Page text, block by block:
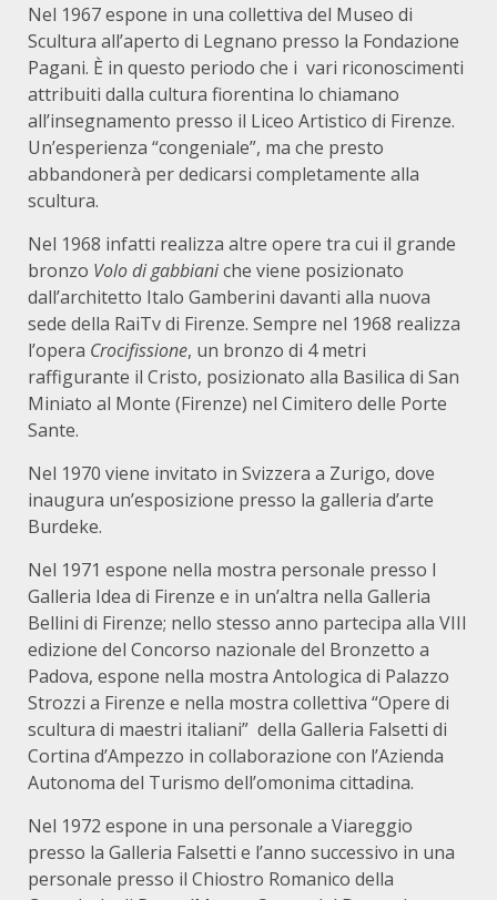
Nel 1967 espone in una collettiva del Museo di
Scultura all’aperto di Legnano presso la Fondazione
Pagani. È in questo periodo che i vari riconoscimenti
attribuiti dalla cultura fiorentina lo chiamano
all’insegnamento presso il Liceo Artistico di Firenze.
Un’esperienza “congeniale”, ma che presto
abbandonerà per dedicarsi completamente alla
scultura.
Nel 1968 infatti realizza altre opere tra cui il grande
bronzo Volo di gabbianiche viene posizionato
dall’architetto Italo Gamberini davanti alla nuova
sede della RaiTv di Firenze. Sempre nel 1968 realizza
l’opera Crocifissione, un bronzo di 4 metri
raffigurante il Cristo, posizionato alla Basilica di San
Miniato al Monte (Firenze) nel Cimitero delle Porte
Sante.
Nel 1970 viene invitato in Svizzera a Zurigo, dove
inaugura un’esposizione presso la galleria d’arte
Burdeke.
Nel 1971 espone nella mostra personale presso l
Galleria Idea di Firenze e in un’altra nella Galleria
Bellini di Firenze; nello stesso anno partecipa alla VIII
edizione del Concorso nazionale del Bronzetto a
Padova, espone nella mostra Antologica di Palazzo
Strozzi a Firenze e nella mostra collettiva “Opere di
scultura di maestri italiani” della Galleria Falsetti di
Cortina d’Ampezzo in collaborazione con l’Azienda
Autonoma del Turismo dell’omonima cittadina.
Nel 1972 espone in una personale a Viareggio
presso la Galleria Falsetti e l’anno successivo in una
personale presso il Chiostro Romanico della